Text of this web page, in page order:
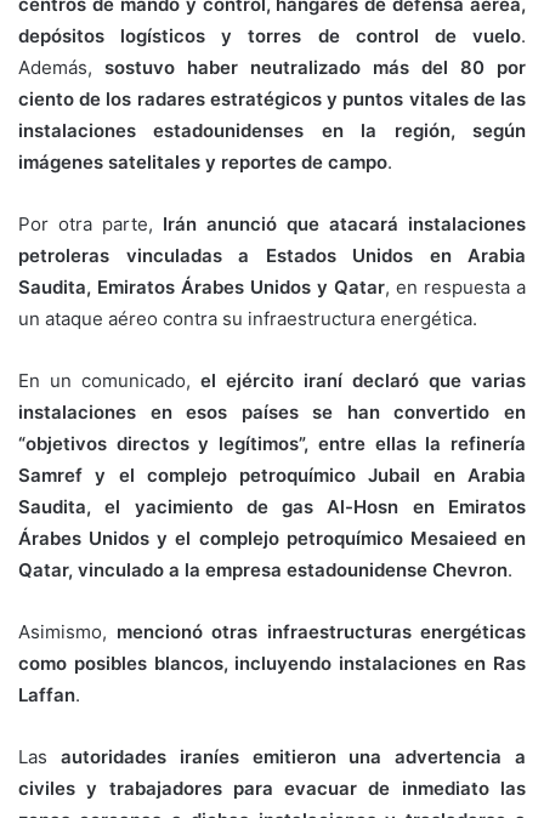
depósitos logísticos y torres de control de vuelo.
Además, sostuvo haber neutralizado más del 80 por
ciento de los radares estratégicos y puntos vitales de las
instalaciones estadounidenses en la región, según
imágenes satelitales y reportes de campo.
Por otra parte, Irán anunció que atacará instalaciones
petroleras vinculadas a Estados Unidos en Arabia
Saudita, Emiratos Árabes Unidos y Qatar, en respuesta a
un ataque aéreo contra su infraestructura energética.
En un comunicado, el ejército iraní declaró que varias
instalaciones en esos países se han convertido en
“objetivos directos y legítimos”, entre ellas la refinería
Samref y el complejo petroquímico Jubail en Arabia
Saudita, el yacimiento de gas Al-Hosn en Emiratos
Árabes Unidos y el complejo petroquímico Mesaieed en
Qatar, vinculado a la empresa estadounidense Chevron.
Asimismo, mencionó otras infraestructuras energéticas
como posibles blancos, incluyendo instalaciones en Ras
Laffan.
Las autoridades iraníes emitieron una advertencia a
civiles y trabajadores para evacuar de inmediato las